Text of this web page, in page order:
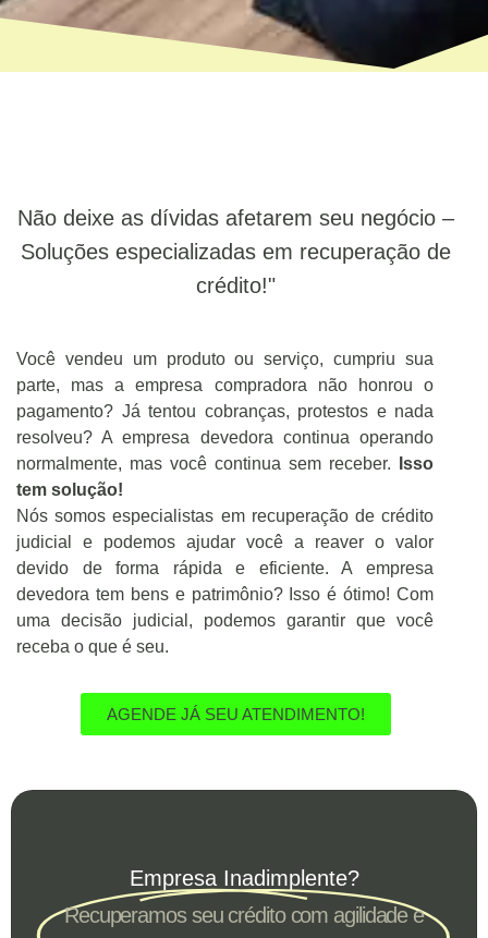
Não deixe as dívidas afetarem seu negócio –
Soluções especializadas em recuperação de
crédito!"
Você vendeu um produto ou serviço, cumpriu sua
parte, mas a empresa compradora não honrou o
pagamento? Já tentou cobranças, protestos e nada
resolveu? A empresa devedora continua operando
normalmente, mas você continua sem receber.
Isso
tem solução!
Nós somos especialistas em recuperação de crédito
judicial e podemos ajudar você a reaver o valor
devido de forma rápida e eficiente. A empresa
devedora tem bens e patrimônio? Isso é ótimo! Com
uma decisão judicial, podemos garantir que você
receba o que é seu.
AGENDE JÁ SEU ATENDIMENTO!
Empresa Inadimplente?
Recuperamos seu crédito com agilidade e